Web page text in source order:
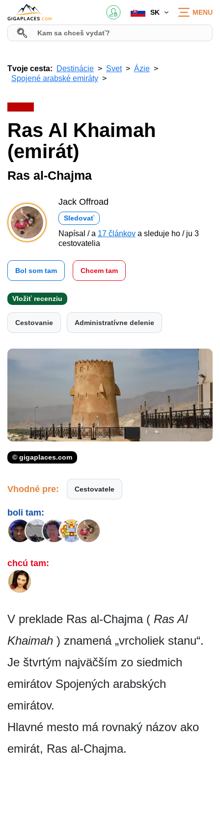
SK MENU
Tvoje cesta: Destinácie Svet
Ázie
Spojené arabské emiráty
Ras Al Khaimah
(emirát)
Ras al-Chajma
Jack Offroad
Sledovať
Napísal / a 17 článkov a sleduje ho / ju 3
cestovatelia
Bol som tam Chcem tam
Vložiť recenziu
Cestovanie Administratívne delenie
© gigaplaces.com
Vhodné pre: Cestovatele
boli tam:
chcú tam:
V preklade Ras al-Chajma ( Ras Al
Khaimah ) znamená „vrcholiek stanu“.
Je štvrtým najväčším zo siedmich
emirátov Spojených arabských
emirátov.
Hlavné mesto má rovnaký názov ako
emirát, Ras al-Chajma.